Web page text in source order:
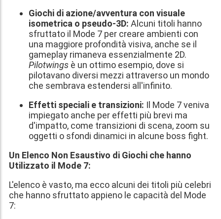
Giochi di azione/avventura con visuale
isometrica o pseudo-3D: Alcuni titoli hanno
sfruttato il Mode 7 per creare ambienti con
una maggiore profondità visiva, anche se il
gameplay rimaneva essenzialmente 2D.
Pilotwings è un ottimo esempio, dove si
pilotavano diversi mezzi attraverso un mondo
che sembrava estendersi all'infinito.
Effetti speciali e transizioni: Il Mode 7 veniva
impiegato anche per effetti più brevi ma
d'impatto, come transizioni di scena, zoom su
oggetti o sfondi dinamici in alcune boss fight.
Un Elenco Non Esaustivo di Giochi che hanno
Utilizzato il Mode 7:
L'elenco è vasto, ma ecco alcuni dei titoli più celebri
che hanno sfruttato appieno le capacità del Mode
7: